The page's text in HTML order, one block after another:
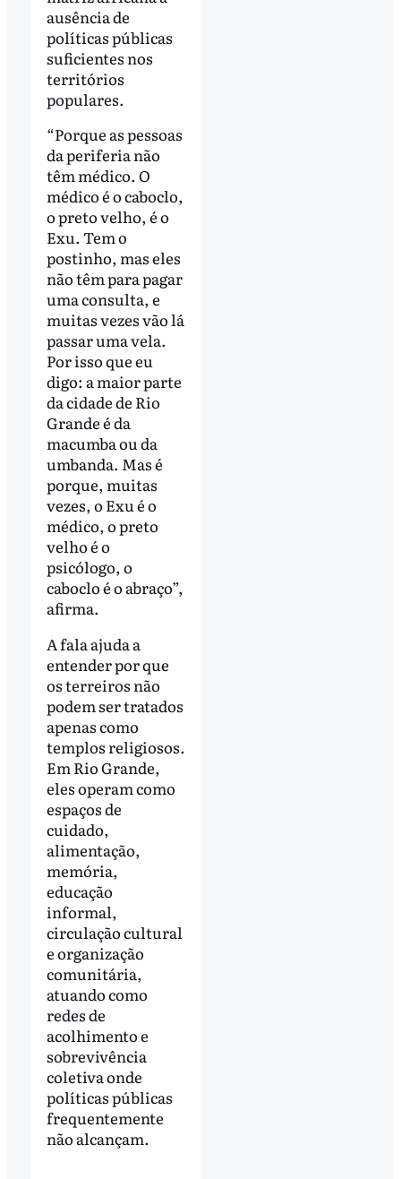
ausência de
políticas públicas
suficientes nos
territórios
populares.
“Porque as pessoas
da periferia não
têm médico. O
médico é o caboclo,
o preto velho, é o
Exu. Tem o
postinho, mas eles
não têm para pagar
uma consulta, e
muitas vezes vão lá
passar uma vela.
Por isso que eu
digo: a maior parte
da cidade de Rio
Grande é da
macumba ou da
umbanda. Mas é
porque, muitas
vezes, o Exu é o
médico, o preto
velho é o
psicólogo, o
caboclo é o abraço”,
afirma.
A fala ajuda a
entender por que
os terreiros não
podem ser tratados
apenas como
templos religiosos.
Em Rio Grande,
eles operam como
espaços de
cuidado,
alimentação,
memória,
educação
informal,
circulação cultural
e organização
comunitária,
atuando como
redes de
acolhimento e
sobrevivência
coletiva onde
políticas públicas
frequentemente
não alcançam.